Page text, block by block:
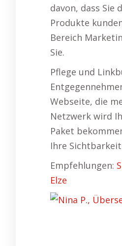
davon, dass Sie
Produkte
Bereich
Sie.
Pflege und
Webseite, die
Netzwerk wird
Paket
Ihre
Empfehlungen:
Elze